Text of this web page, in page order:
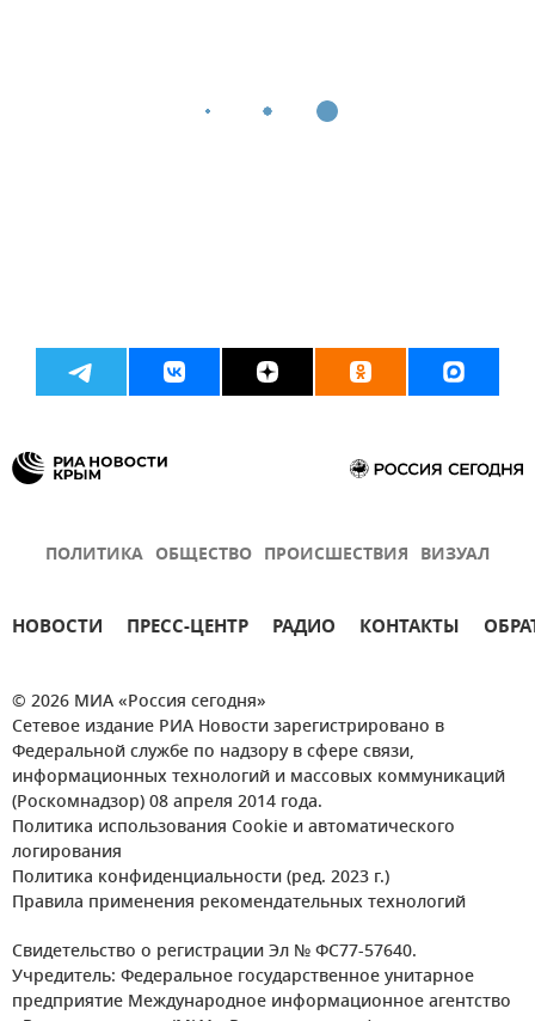
ПОЛИТИКА ОБЩЕСТВО ПРОИСШЕСТВИЯ ВИЗУАЛ
НОВОСТИ ПРЕСС-ЦЕНТР РАДИО КОНТАКТЫ
© 2026 МИА «Россия сегодня»
Сетевое издание РИА Новости зарегистрировано в
Федеральной службе по надзору в сфере связи,
информационных технологий и массовых коммуникаций
(Роскомнадзор) 08 апреля 2014 года.
Политика использования Cookie и автоматического
логирования
Политика конфиденциальности (ред. 2023 г.)
Правила применения рекомендательных технологий
Свидетельство о регистрации Эл № ФС77-57640.
Учредитель: Федеральное государственное унитарное
предприятие Международное информационное агентство